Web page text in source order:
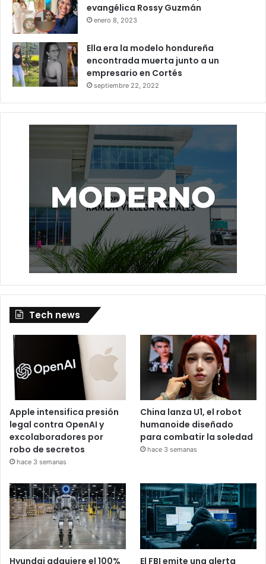
evangélica Rossy Guzmán
enero 8, 2023
Ella era la modelo hondureña
encontrada muerta junto a un
empresario en Cortés
septiembre 22, 2022
Tech news
Apple intensifica presión
legal contra OpenAI y
excolaboradores por
robo de secretos
hace 3 semanas
China lanza U1, el robot
humanoide diseñado
para combatir la soledad
hace 3 semanas
Hyundai adquiere el 100%
El FBI emite una alerta